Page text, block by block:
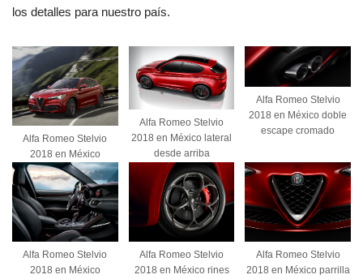
los detalles para nuestro país.
Alfa Romeo Stelvio
2018 en México
Alfa Romeo Stelvio
2018 en México lateral
desde arriba
Alfa Romeo Stelvio
2018 en México doble
escape cromado
Alfa Romeo Stelvio
2018 en México
Alfa Romeo Stelvio
2018 en México rines
Alfa Romeo Stelvio
2018 en México parrilla